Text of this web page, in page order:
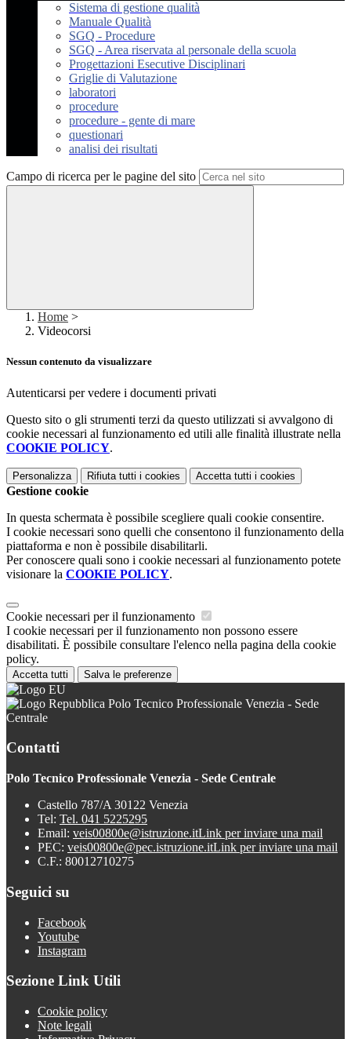
Sistema di gestione qualità
Manuale Qualità
SGQ - Procedure
SGQ - Area riservata al personale della scuola
Progettazioni Esecutive Disciplinari
Griglie di Valutazione
laboratori
procedure
procedure - gente di mare
questionari
analisi dei risultati
Campo di ricerca per le pagine del sito
Home >
Videocorsi
Nessun contenuto da visualizzare
Autenticarsi per vedere i documenti privati
Questo sito o gli strumenti terzi da questo utilizzati si avvalgono di
cookie necessari al funzionamento ed utili alle finalità illustrate nella
COOKIE POLICY.
Personalizza Rifiuta tutti i cookies Accetta tutti i cookies
Gestione cookie
In questa schermata è possibile scegliere quali cookie consentire.
I cookie necessari sono quelli che consentono il funzionamento della
piattaforma e non è possibile disabilitarli.
Per conoscere quali sono i cookie necessari al funzionamento potete
visionare la COOKIE POLICY.
Cookie necessari per il funzionamento
I cookie necessari per il funzionamento non possono essere
disabilitati. È possibile consultare l'elenco nella pagina della cookie
policy.
Accetta tutti Salva le preferenze
Polo Tecnico Professionale Venezia - Sede
Centrale
Contatti
Polo Tecnico Professionale Venezia - Sede Centrale
Castello 787/A 30122 Venezia
Tel: Tel. 041 5225295
Email: veis00800e@istruzione.itLink per inviare una mail
PEC: veis00800e@pec.istruzione.itLink per inviare una mail
C.F.: 80012710275
Seguici su
Facebook
Youtube
Instagram
Sezione Link Utili
Cookie policy
Note legali